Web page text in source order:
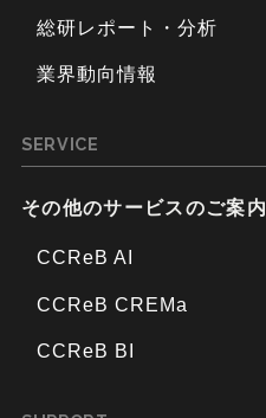
総研レポート・分析
業界動向情報
SERVICE
その他のサービスのご案内
CCReB AI
CCReB CREMa
CCReB BI